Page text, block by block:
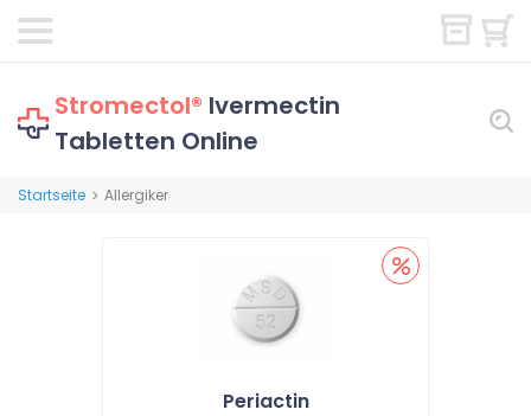
Stromectol® Ivermectin
Tabletten Online
Startseite > Allergiker
Periactin